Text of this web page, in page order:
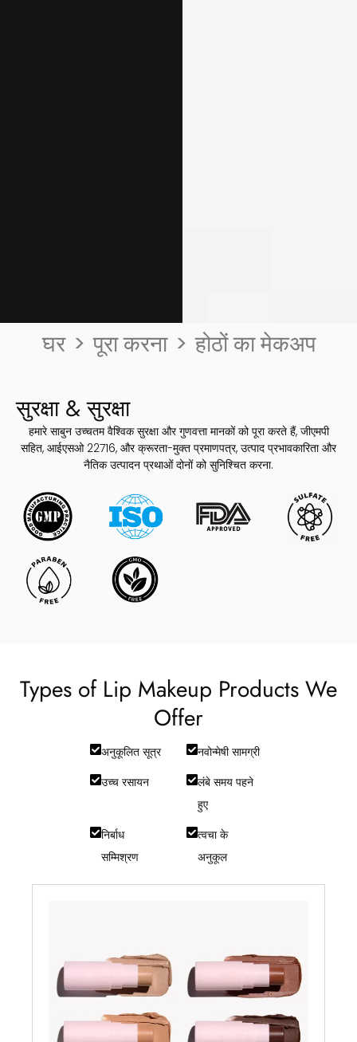
घर > पूरा करना > होठों का मेकअप
सुरक्षा & सुरक्षा
हमारे साबुन उच्चतम वैश्विक सुरक्षा और गुणवत्ता मानकों को पूरा करते हैं, जीएमपी
सहित, आईएसओ 22716, और क्रूरता-मुक्त प्रमाणपत्र, उत्पाद प्रभावकारिता और
नैतिक उत्पादन प्रथाओं दोनों को सुनिश्चित करना.
Types of Lip Makeup Products We
Offer
अनुकूलित सूत्र
नवोन्मेषी सामग्री
उच्च रसायन
लंबे समय पहने
हुए
निर्बाध
सम्मिश्रण
त्वचा के
अनुकूल